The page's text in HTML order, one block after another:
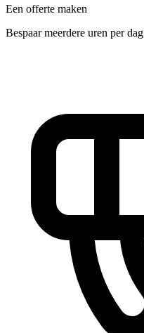
Een offerte maken
Bespaar meerdere uren per dag